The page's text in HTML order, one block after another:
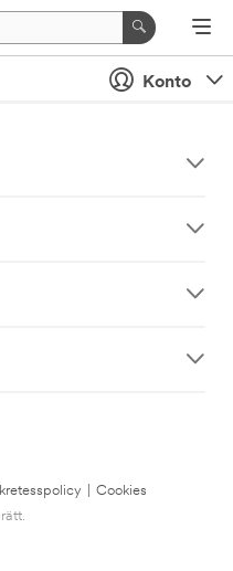
Konto
Cookies